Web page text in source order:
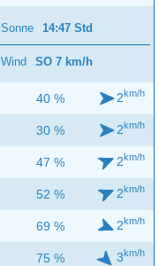
Sonne 14:47 Std
Wind SO 7 km/h
40 % 2km/h
30 % 2km/h
47 % 2km/h
52 % 2km/h
69 % 2km/h
75 % 3km/h